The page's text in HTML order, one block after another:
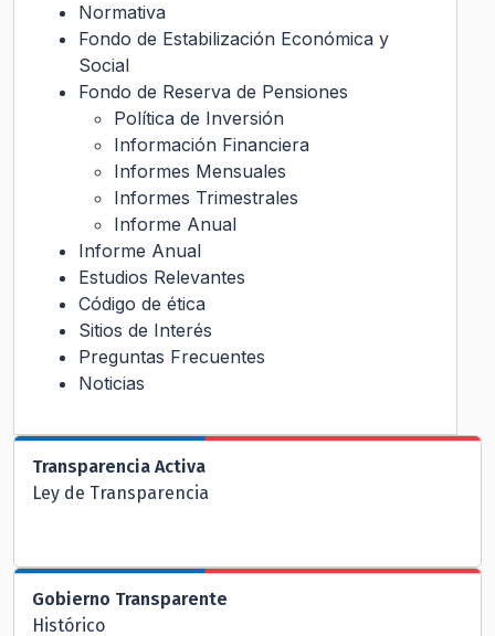
Normativa
Fondo de Estabilización Económica y
Social
Fondo de Reserva de Pensiones
Política de Inversión
Información Financiera
Informes Mensuales
Informes Trimestrales
Informe Anual
Informe Anual
Estudios Relevantes
Código de ética
Sitios de Interés
Preguntas Frecuentes
Noticias
Transparencia Activa
Ley de Transparencia
Gobierno Transparente
Histórico